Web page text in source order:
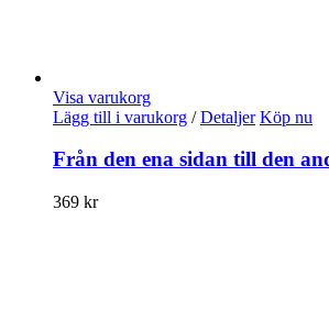
Visa varukorg
Lägg till i varukorg / Detaljer Köp nu
Från den ena sidan till den
369 kr